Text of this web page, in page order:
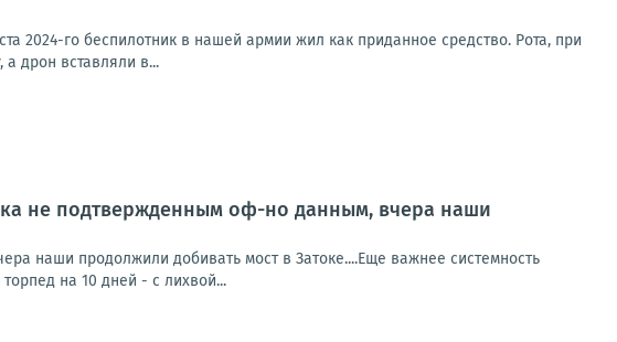
2024-го беспилотник в нашей армии жил как приданное средство. Рота, при
а дрон вставляли в...
не подтвержденным оф-но данным, вчера наши
наши продолжили добивать мост в Затоке....Еще важнее системность
на 10 дней - с лихвой...